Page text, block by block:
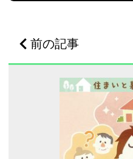
前の記事